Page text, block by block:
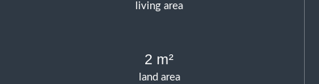
living area
land area
2 m²